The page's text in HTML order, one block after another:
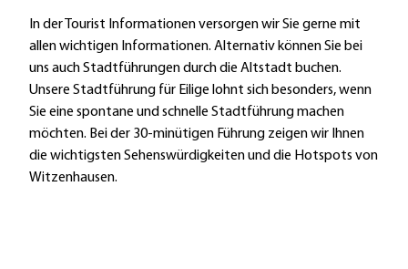
In der Tourist Informationen versorgen wir Sie gerne mit
allen wichtigen Informationen. Alternativ können Sie bei
uns auch Stadtführungen durch die Altstadt buchen.
Unsere Stadtführung für Eilige lohnt sich besonders, wenn
Sie eine spontane und schnelle Stadtführung machen
möchten. Bei der 30-minütigen Führung zeigen wir Ihnen
die wichtigsten Sehenswürdigkeiten und die Hotspots von
Witzenhausen.